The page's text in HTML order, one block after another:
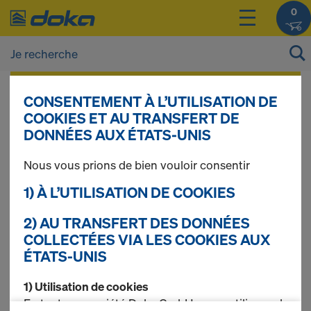
0
Vous pouvez afficher les prix de vos produits
après vous êtreconnecté(e)ouinscrit(e).
Escaliers à palier
8 produits trouvés
Le plus recherché
Escalier à palier alu
CONSENTEMENT À L’UTILISATION DE
COOKIES ET AU TRANSFERT DE
DONNÉES AUX ÉTATS-UNIS
Nous vous prions de bien vouloir consentir
1) À L’UTILISATION DE COOKIES
2) AU TRANSFERT DES DONNÉES
COLLECTÉES VIA LES COOKIES AUX
ÉTATS-UNIS
1) Utilisation de cookies
En tant que société Doka GmbH, nous utilisons des